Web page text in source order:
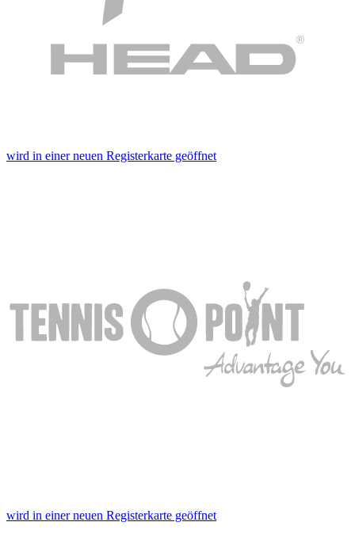
wird in einer neuen Registerkarte geöffnet
wird in einer neuen Registerkarte geöffnet